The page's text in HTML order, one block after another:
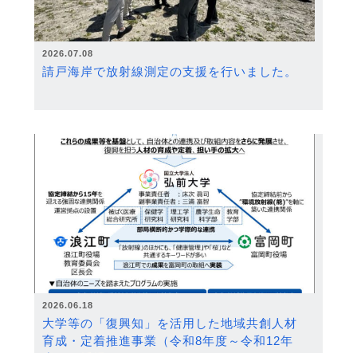
2026.07.08
請戸海岸で放射線測定の支援を行いました。
2026.06.18
大学等の「復興知」を活用した地域共創人材
育成・定着推進事業（令和8年度～令和12年